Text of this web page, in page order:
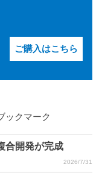
ご購入はこちら
ックマーク
合開発が完成
2026/7/31